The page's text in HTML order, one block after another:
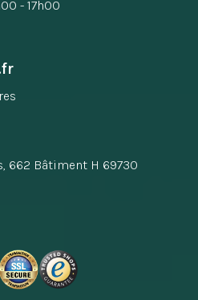
- 17h00
662 Bâtiment H 69730